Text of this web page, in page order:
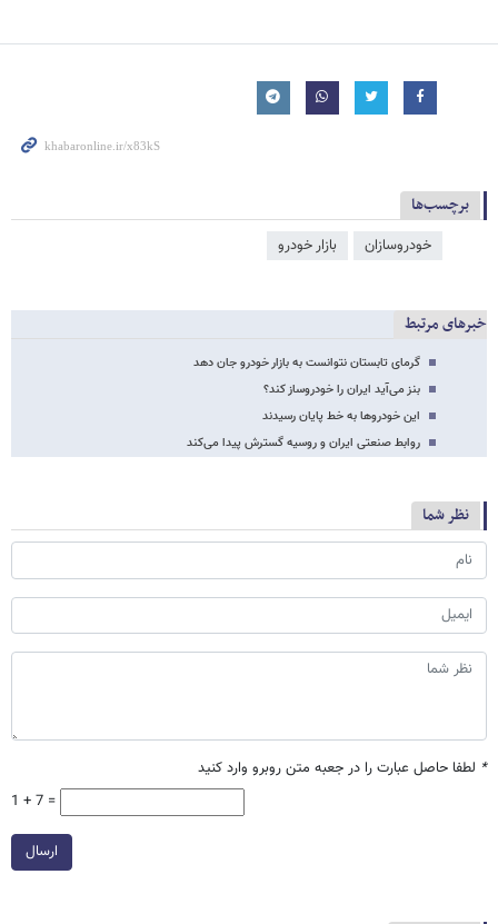
برچسب‌ها
خودروسازان بازار خودرو
خبرهای مرتبط
گرمای تابستان نتوانست به بازار خودرو جان دهد
بنز می‌آید ایران را خودروساز کند؟
این خودروها به خط پایان رسیدند
روابط صنعتی ایران و روسیه گسترش پیدا می‌کند
نظر شما
* لطفا حاصل عبارت را در جعبه متن روبرو وارد کنید
1 + 7 =
ارسال